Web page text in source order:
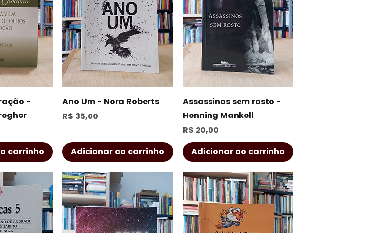
rápida
-
carrinho
Visualização rápida
Ano Um - Nora Roberts
Preço
R$ 35,00
Adicionar ao carrinho
Visualização rápida
Assassinos sem rosto -
Henning Mankell
Preço
R$ 20,00
Adicionar ao carrinho